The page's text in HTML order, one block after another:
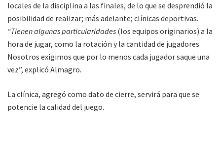
locales de la disciplina a las finales, de lo que se desprendió la
posibilidad de realizar; más adelante; clínicas deportivas.
“Tienen algunas particularidades (los equipos originarios) a la
hora de jugar, como la rotación y la cantidad de jugadores.
Nosotros exigimos que por lo menos cada jugador saque una
vez”, explicó Almagro.
La clínica, agregó como dato de cierre, servirá para que se
potencie la calidad del juego.